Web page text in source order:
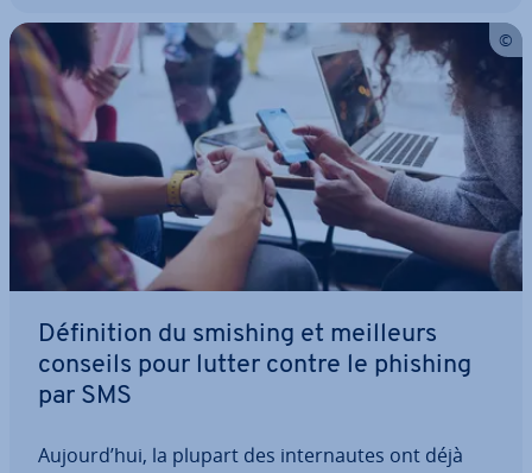
Dé­fi­ni­tion du smishing et meilleurs
conseils pour lutter contre le phishing
par SMS
Aujourd’hui, la plupart des in­ter­nautes ont déjà